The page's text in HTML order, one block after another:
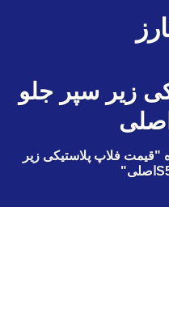
زیر سپر جلو
فلاپ پلاستیکی زیر